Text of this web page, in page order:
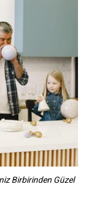
Birbirinden Güzel